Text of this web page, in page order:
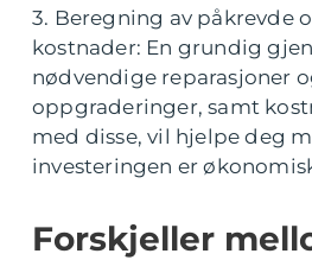
3. Beregning av påkrevde
kostnader: En grundig
nødvendige reparasjoner
oppgraderinger, samt
med disse, vil hjelpe deg
investeringen er
Forskjeller